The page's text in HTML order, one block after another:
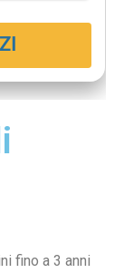
fino a 3 anni